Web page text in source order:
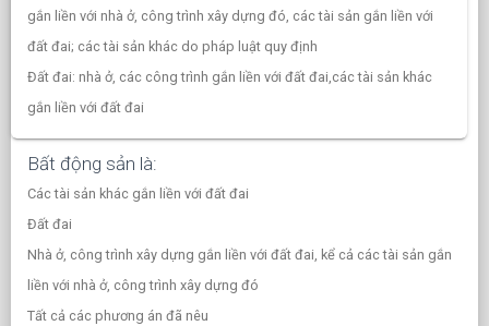
gắn liền với nhà ở, công trình xây dựng đó, các tài sản gắn liền với
đất đai; các tài sản khác do pháp luật quy định
Đất đai: nhà ở, các công trình gắn liền với đất đai,các tài sản khác
gắn liền với đất đai
Bất động sản là:
Các tài sản khác gắn liền với đất đai
Đất đai
Nhà ở, công trình xây dựng gắn liền với đất đai, kể cả các tài sản gắn
liền với nhà ở, công trình xây dựng đó
Tất cả các phương án đã nêu